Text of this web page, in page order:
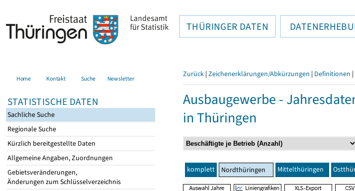
THÜRINGER DATEN
Home Kontakt Suche Newsletter
STATISTISCHE DATEN
Sachliche Suche
Regionale Suche
Kürzlich bereitgestellte Daten
Allgemeine Angaben, Zuordnungen
Gebietsveränderungen,
Änderungen zum Schlüsselverzeichnis
Zurück | Zeichenerklärungen/Abkürzungen | Definitionen |
Ausbaugewerbe -
in Thüringen
komplett Nordthüringen Mittelthüringen